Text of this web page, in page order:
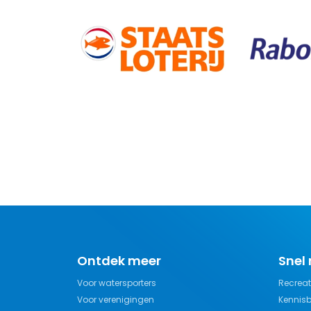
Ontdek meer
Voor watersporters
Voor verenigingen
Snel